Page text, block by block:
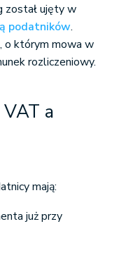
został ujęty w
podatników.
o którym mowa w
rozliczeniowy.
a
mają:
już przy